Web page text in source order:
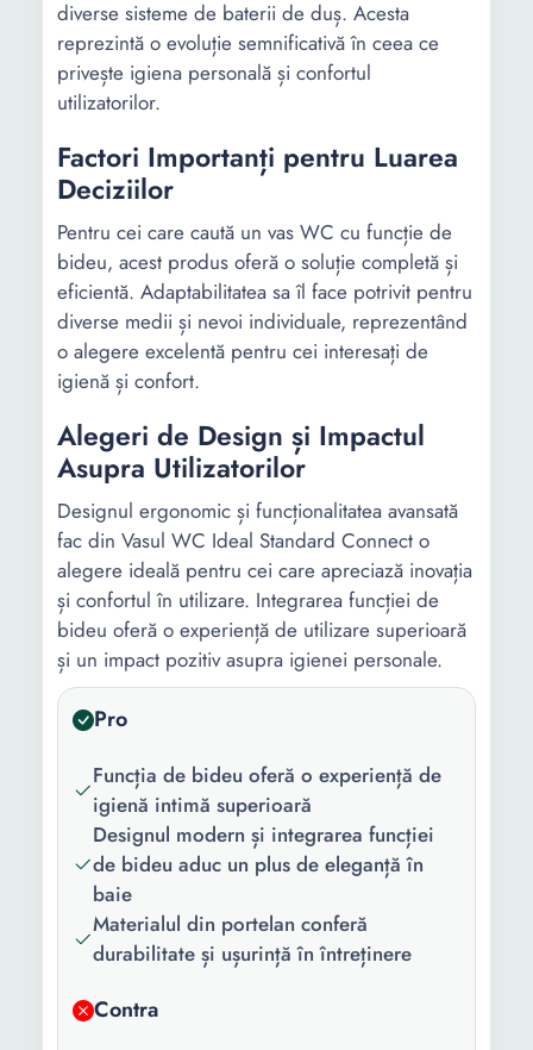
diverse sisteme de baterii de duș. Acesta
reprezintă o evoluție semnificativă în ceea ce
privește igiena personală și confortul
utilizatorilor.
Factori Importanți pentru Luarea
Deciziilor
Pentru cei care caută un vas WC cu funcție de
bideu, acest produs oferă o soluție completă și
eficientă. Adaptabilitatea sa îl face potrivit pentru
diverse medii și nevoi individuale, reprezentând
o alegere excelentă pentru cei interesați de
igienă și confort.
Alegeri de Design și Impactul
Asupra Utilizatorilor
Designul ergonomic și funcționalitatea avansată
fac din Vasul WC Ideal Standard Connect o
alegere ideală pentru cei care apreciază inovația
și confortul în utilizare. Integrarea funcției de
bideu oferă o experiență de utilizare superioară
și un impact pozitiv asupra igienei personale.
Pro
Funcția de bideu oferă o experiență de
igienă intimă superioară
Designul modern și integrarea funcției
de bideu aduc un plus de eleganță în
baie
Materialul din portelan conferă
durabilitate și ușurință în întreținere
Contra